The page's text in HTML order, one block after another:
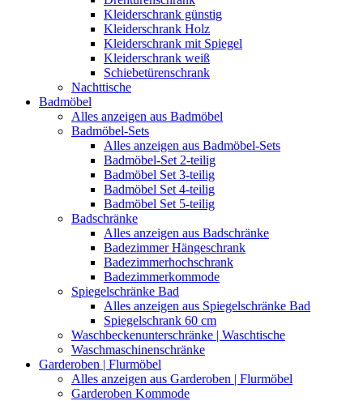
Kleiderschrank günstig
Kleiderschrank Holz
Kleiderschrank mit Spiegel
Kleiderschrank weiß
Schiebetürenschrank
Nachttische
Badmöbel
Alles anzeigen aus Badmöbel
Badmöbel-Sets
Alles anzeigen aus Badmöbel-Sets
Badmöbel-Set 2-teilig
Badmöbel Set 3-teilig
Badmöbel Set 4-teilig
Badmöbel Set 5-teilig
Badschränke
Alles anzeigen aus Badschränke
Badezimmer Hängeschrank
Badezimmerhochschrank
Badezimmerkommode
Spiegelschränke Bad
Alles anzeigen aus Spiegelschränke Bad
Spiegelschrank 60 cm
Waschbeckenunterschränke | Waschtische
Waschmaschinenschränke
Garderoben | Flurmöbel
Alles anzeigen aus Garderoben | Flurmöbel
Garderoben Kommode